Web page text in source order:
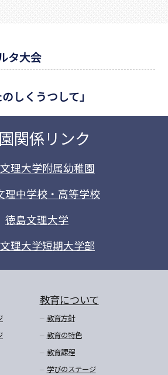
タ大会
しくうつして」
関係リンク
理大学附属幼稚園
理中学校・高等学校
徳島文理大学
理大学短期大学部
教育について
教育方針
教育の特色
教育課程
学びのステージ